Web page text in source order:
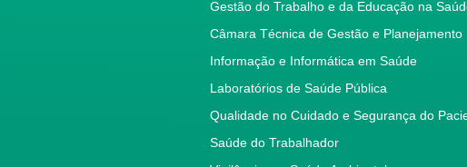
Gestão do Trabalho e da Educação na
Câmara Técnica de Gestão e Planejamento
Informação e Informática em Saúde
Laboratórios de Saúde Pública
Qualidade no Cuidado e Segurança do
Saúde do Trabalhador